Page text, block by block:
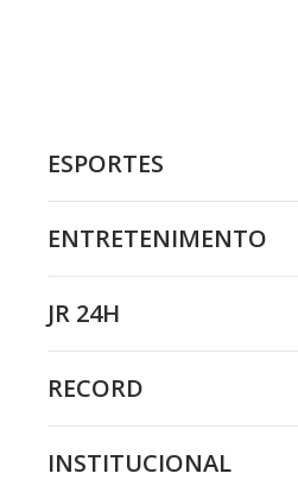
ESPORTES
ENTRETENIMENTO
JR 24H
RECORD
INSTITUCIONAL